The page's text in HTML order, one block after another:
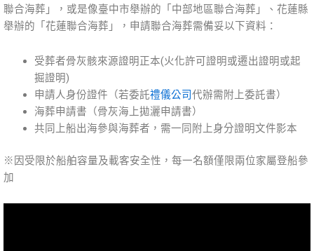
聯合海葬」，或是像臺中市舉辦的「中部地區聯合海葬」、花蓮縣
舉辦的「花蓮聯合海葬」，申請聯合海葬需備妥以下資料：
受葬者骨灰骸來源證明正本(火化許可證明或遷出證明或起
掘證明)
申請人身份證件（若委託禮儀公司代辦需附上委託書）
海葬申請書（骨灰海上拋灑申請書）
共同上船出海參與海葬者，需一同附上身分證明文件影本
※因受限於船舶容量及載客安全性，每一名額僅限兩位家屬登船參
加